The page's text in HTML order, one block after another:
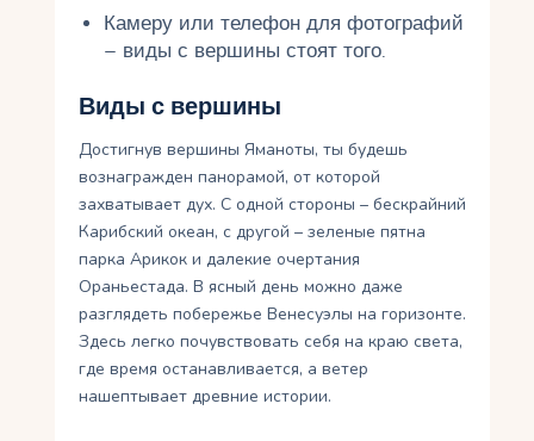
Камеру или телефон для фотографий
– виды с вершины стоят того.
Виды с вершины
Достигнув вершины Яманоты, ты будешь
вознагражден панорамой, от которой
захватывает дух. С одной стороны – бескрайний
Карибский океан, с другой – зеленые пятна
парка Арикок и далекие очертания
Ораньестада. В ясный день можно даже
разглядеть побережье Венесуэлы на горизонте.
Здесь легко почувствовать себя на краю света,
где время останавливается, а ветер
нашептывает древние истории.